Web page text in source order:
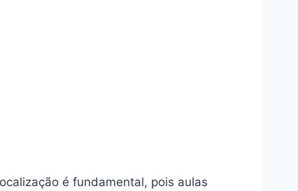
é fundamental, pois aulas